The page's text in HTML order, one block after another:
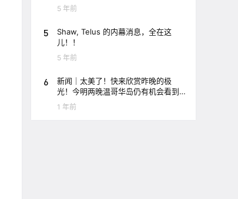
5 年前
5
Shaw, Telus 的内幕消息，全在这
儿！！
5 年前
6
新闻｜太美了！快来欣赏昨晚的极
光！今明两晚温哥华岛仍有机会看到
极光哦！
1 年前